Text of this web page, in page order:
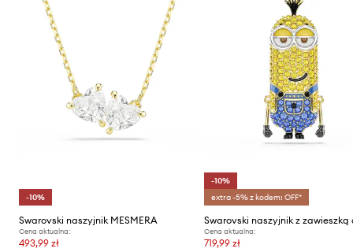
-10%
Swarovski naszyjnik MESMERA
Cena aktualna:
493,99 zł
-10%
extra -5% z kodem: OFF*
Cena aktualna:
719,99 zł